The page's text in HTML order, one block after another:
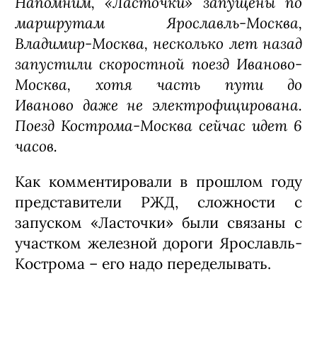
маршрутам Ярославль-Москва,
Владимир-Москва, несколько лет назад
запустили скоростной поезд Иваново-
Москва, хотя часть пути до
Иваново даже не электрофицирована.
Поезд Кострома-Москва сейчас идет 6
часов.
Как комментировали в прошлом году
представители РЖД, сложности с
запуском «Ласточки» были связаны с
участком железной дороги Ярославль-
Кострома – его надо переделывать.